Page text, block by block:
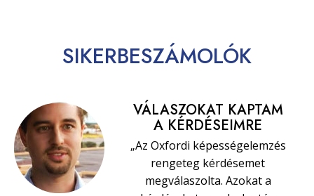
SIKERBESZÁMOLÓK
VÁLASZOKAT KAPTAM
A KÉRDÉSEIMRE
„Az Oxfordi képességelemzés
rengeteg kérdésemet
megválaszolta. Azokat a